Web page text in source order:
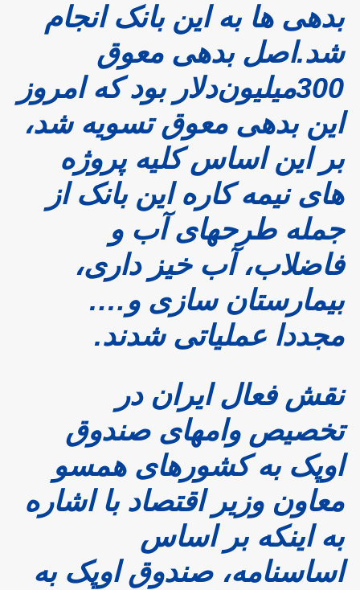
بدهی ها به این بانک انجام
شد.اصل بدهی معوق
300میلیون‌دلار بود که امروز
این بدهی معوق تسویه شد،
بر این اساس کلیه پروژه
های نیمه کاره این بانک از
جمله طرحهای آب و
فاضلاب، آب خیز داری،
بیمارستان سازی و….
مجددا عملیاتی شدند.
نقش فعال ایران در
تخصیص وامهای صندوق
اوپک به کشورهای همسو
معاون وزیر اقتصاد با اشاره
به اینکه بر اساس
اساسنامه، صندوق اوپک به